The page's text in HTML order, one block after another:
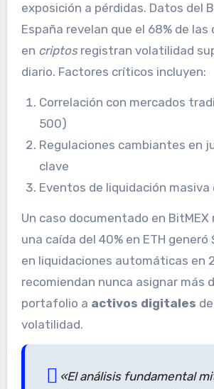
exposición a pérdidas. Datos del
España revelan que el 68% de las
en criptosregistran volatilidad
diario. Factores críticos incluyen:
Correlación con mercados
500)
Regulaciones cambiantes en
clave
Eventos de liquidación masiva
Un caso documentado en
una caída del 40% en ETH
en liquidaciones automáticas en
recomiendan nunca asignar más
portafolio a activos digitales
volatilidad.
«El análisis fundamental